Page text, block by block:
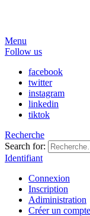
Menu
Follow us
facebook
twitter
instagram
linkedin
tiktok
Recherche
Search for:
Identifiant
Connexion
Inscription
Adiministration
Créer un compte